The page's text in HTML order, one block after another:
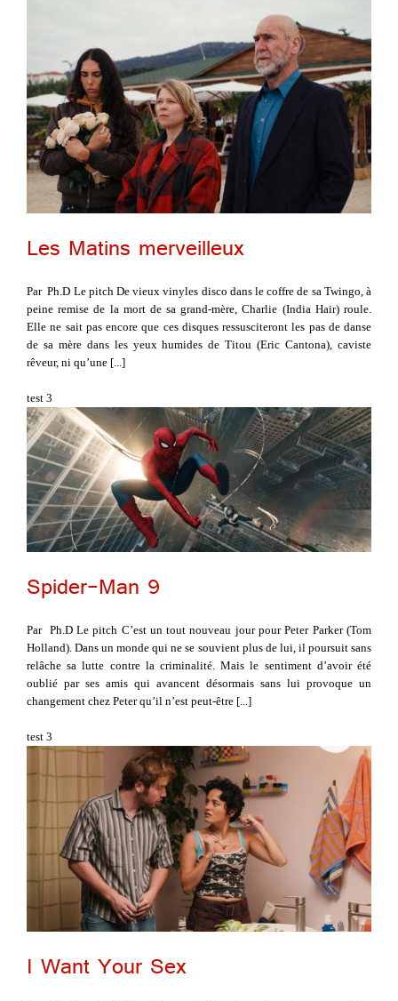
Les Matins merveilleux
Par Ph.D Le pitch De vieux vinyles disco dans le coffre de sa Twingo, à
peine remise de la mort de sa grand-mère, Charlie (India Hair) roule.
Elle ne sait pas encore que ces disques ressusciteront les pas de danse
de sa mère dans les yeux humides de Titou (Eric Cantona), caviste
rêveur, ni qu’une [...]
test 3
Spider-Man 9
Par Ph.D Le pitch C’est un tout nouveau jour pour Peter Parker (Tom
Holland). Dans un monde qui ne se souvient plus de lui, il poursuit sans
relâche sa lutte contre la criminalité. Mais le sentiment d’avoir été
oublié par ses amis qui avancent désormais sans lui provoque un
changement chez Peter qu’il n’est peut-être [...]
test 3
I Want Your Sex